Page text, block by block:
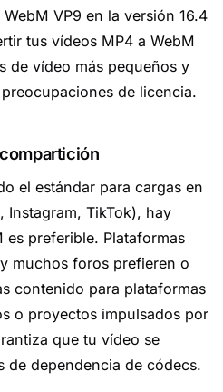
VP9 en la versión 16.4
tus vídeos MP4 a WebM
de vídeo más pequeños y
de licencia.
el estándar para cargas en
Instagram, TikTok), hay
es preferible. Plataformas
muchos foros prefieren o
contenido para plataformas
o proyectos impulsados por
que tu vídeo se
de dependencia de códecs.